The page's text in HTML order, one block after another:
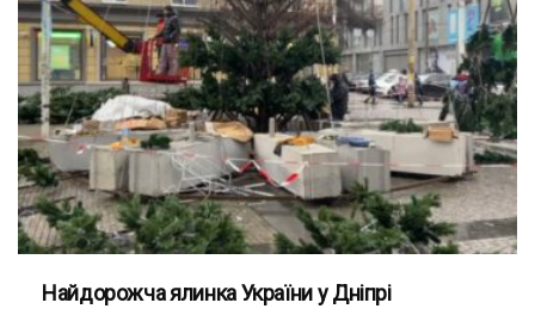
Найдорожча ялинка України у Дніпрі